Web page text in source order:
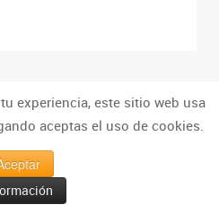
Niños
experiencia, este sitio web usa
aceptas el uso de cookies.